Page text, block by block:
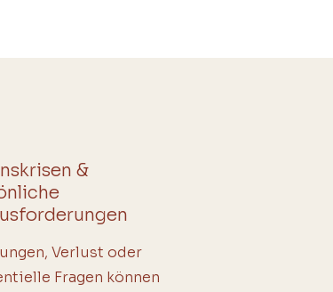
&
Verlust oder
Fragen können